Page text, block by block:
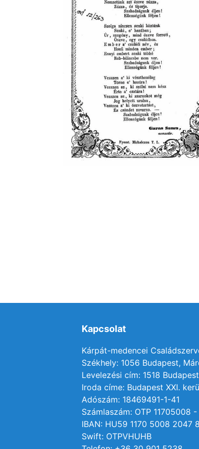
Kapcsolat
Kárpát-medencei
Székhely: 1056 Budapest,
Levelezési cím: 1518
Iroda címe: Budapest XXI.
Adószám: 18469491-1-41
Számlaszám: OTP 11705008
IBAN: HU59 1170 5008 2047
Swift: OTPVHUHB